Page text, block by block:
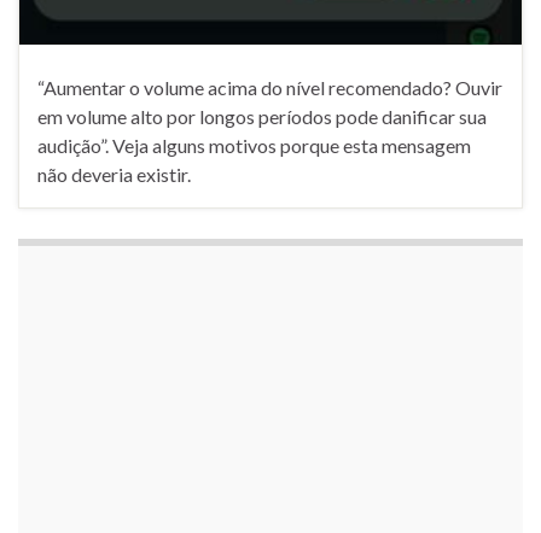
“Aumentar o volume acima do nível recomendado? Ouvir
em volume alto por longos períodos pode danificar sua
audição”. Veja alguns motivos porque esta mensagem
não deveria existir.